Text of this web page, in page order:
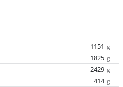
1151 g
1825 g
2429 g
414 g